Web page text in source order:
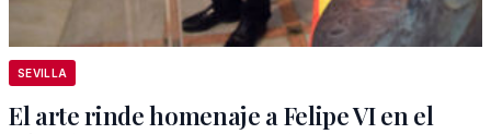
SEVILLA
El arte rinde homenaje a Felipe VI en el